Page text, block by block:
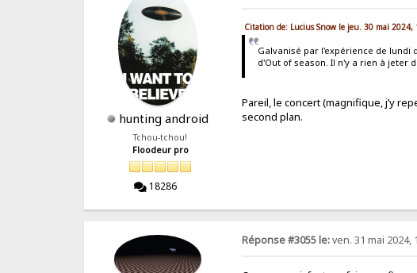
hunting android
Tchou-tchou!
Floodeur pro
18286
Citation de: Lucius Snow le jeu. 30 mai 2024,
Galvanisé par l'expérience de
d'Out of season. Il n'y a rien à jeter
Pareil, le concert (magnifique, j’y
second plan.
Réponse #3055 le:ven. 31 mai 2024,